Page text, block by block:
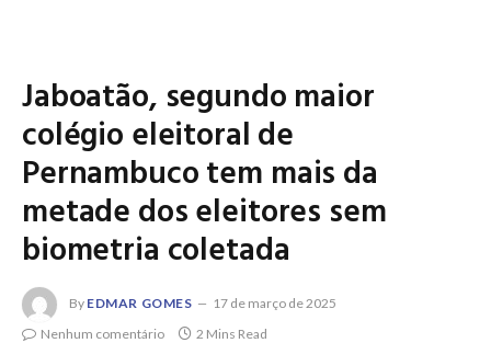
Jaboatão, segundo maior
colégio eleitoral de
Pernambuco tem mais da
metade dos eleitores sem
biometria coletada
By EDMAR GOMES
17 de março de 2025
Nenhum comentário
2 Mins Read